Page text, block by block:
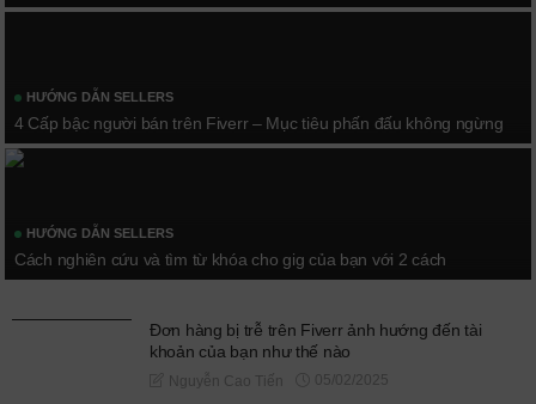
HƯỚNG DẪN SELLERS
4 Cấp bậc người bán trên Fiverr – Mục tiêu phấn đấu không ngừng
HƯỚNG DẪN SELLERS
Cách nghiên cứu và tìm từ khóa cho gig của bạn với 2 cách
Đơn hàng bị trễ trên Fiverr ảnh hướng đến tài
khoản của bạn như thế nào
Nguyễn Cao Tiến 05/02/2025